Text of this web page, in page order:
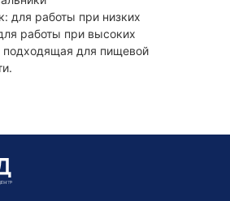
для работы при низких
работы при высоких
подходящая для пищевой